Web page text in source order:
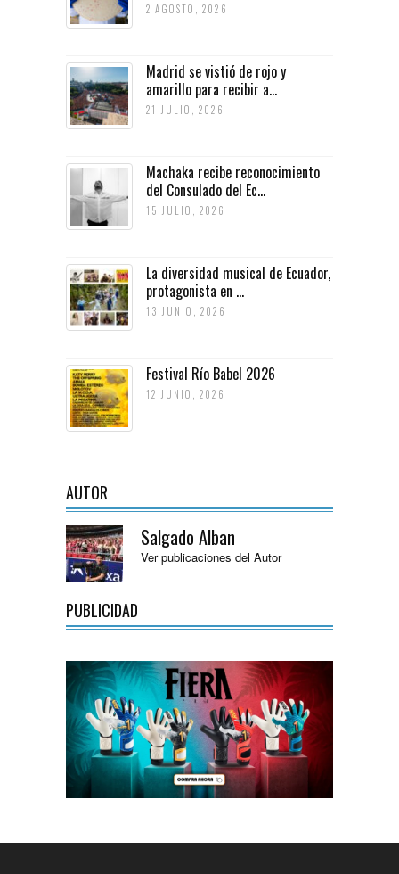
2 AGOSTO, 2026
Madrid se vistió de rojo y
amarillo para recibir a...
21 JULIO, 2026
Machaka recibe reconocimiento
del Consulado del Ec...
15 JULIO, 2026
La diversidad musical de Ecuador,
protagonista en ...
13 JUNIO, 2026
Festival Río Babel 2026
12 JUNIO, 2026
AUTOR
Salgado Alban
Ver publicaciones del Autor
PUBLICIDAD